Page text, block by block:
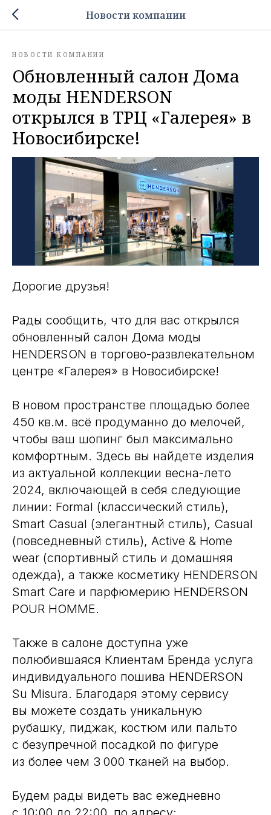
Новости компании
НОВОСТИ КОМПАНИИ
Обновленный салон Дома
моды HENDERSON
открылся в ТРЦ «Галерея» в
Новосибирске!
Дорогие друзья!
Рады сообщить, что для вас открылся
обновленный салон Дома моды
HENDERSON в торгово-развлекательном
центре «Галерея» в Новосибирске!
В новом пространстве площадью более
450 кв.м. всё продуманно до мелочей,
чтобы ваш шопинг был максимально
комфортным. Здесь вы найдете изделия
из актуальной коллекции весна-лето
2024, включающей в себя следующие
линии: Formal (классический стиль),
Smart Casual (элегантный стиль), Casual
(повседневный стиль), Active & Home
wear (спортивный стиль и домашняя
одежда), а также косметику HENDERSON
Smart Care и парфюмерию HENDERSON
POUR HOMME.
Также в салоне доступна уже
полюбившаяся Клиентам Бренда услуга
индивидуального пошива HENDERSON
Su Misura. Благодаря этому сервису
вы можете создать уникальную
рубашку, пиджак, костюм или пальто
с безупречной посадкой по фигуре
из более чем 3 000 тканей на выбор.
Будем рады видеть вас ежедневно